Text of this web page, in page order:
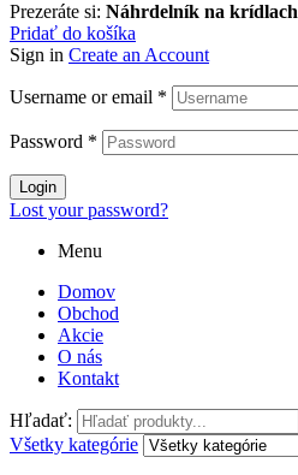
Prezeráte si: Náhrdelník na krídlach
Pridať do košíka
Sign in Create an Account
Username or email *
Password *
Login
Lost your password?
Menu
Domov
Obchod
Akcie
O nás
Kontakt
Hľadať:
Všetky kategórie